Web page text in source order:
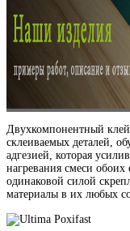
Двухкомпонентный
склеиваемых деталей,
адгезией, которая
нагревания смеси
одинаковой силой
материалы в их любых